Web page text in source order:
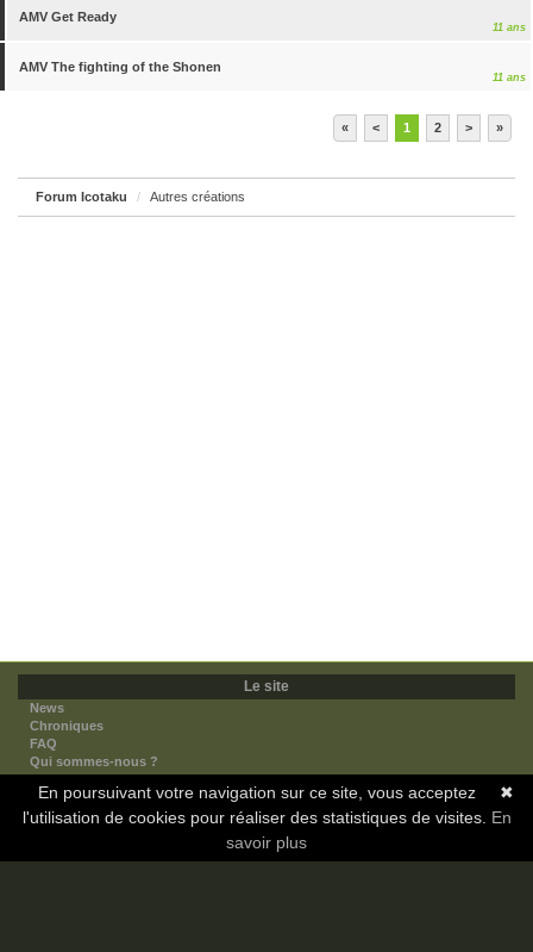
AMV Get Ready
11 ans
AMV The fighting of the Shonen
11 ans
« < 1 2 > »
Forum Icotaku Autres créations
Le site
News
Chroniques
FAQ
Qui sommes-nous ?
Nos partenaires
Faites-nous connaitre
Nous contacter
✖
En poursuivant votre navigation sur ce site, vous acceptez
l'utilisation de cookies pour réaliser des statistiques de visites. En
savoir plus